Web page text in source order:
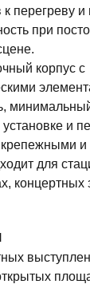
перегреву и
при
корпус с
и
крепежными
для
концертных